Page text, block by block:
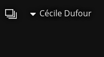
Cécile Dufour